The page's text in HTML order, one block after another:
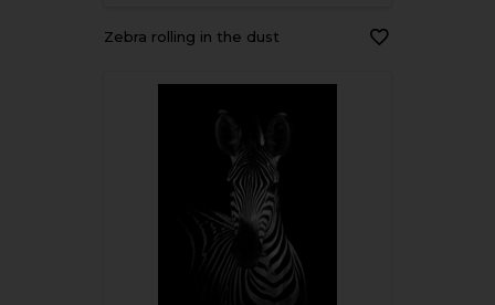
Zebra rolling in the dust